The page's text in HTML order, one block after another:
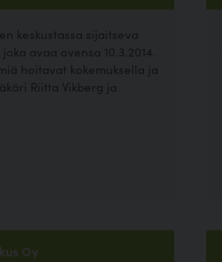
keskustassa sijaitseva
avaa ovensa 10.3.2014.
hoitavat kokemuksella ja
Riitta Vikberg ja
Oy